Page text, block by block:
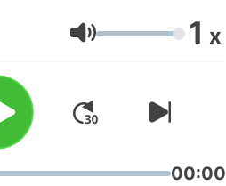
rola estamos
Volumen 1 x
00:00